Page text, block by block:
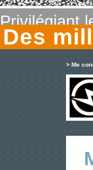
Privilégiant
Des
> Me